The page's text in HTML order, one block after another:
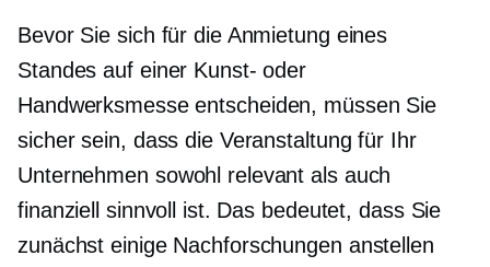
Bevor Sie sich für die Anmietung eines
Standes auf einer Kunst- oder
Handwerksmesse entscheiden, müssen Sie
sicher sein, dass die Veranstaltung für Ihr
Unternehmen sowohl relevant als auch
finanziell sinnvoll ist. Das bedeutet, dass Sie
zunächst einige Nachforschungen anstellen